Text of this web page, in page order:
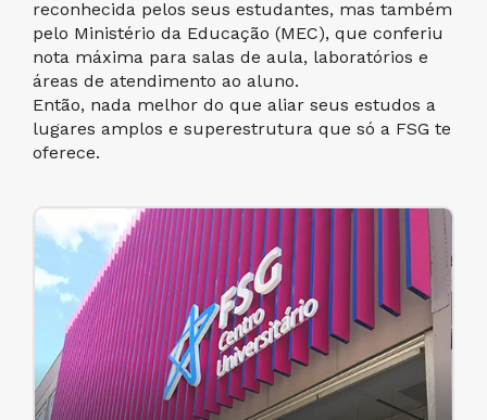
reconhecida pelos seus estudantes, mas também
pelo Ministério da Educação (MEC), que conferiu
nota máxima para salas de aula, laboratórios e
áreas de atendimento ao aluno.
Então, nada melhor do que aliar seus estudos a
lugares amplos e superestrutura que só a FSG te
oferece.